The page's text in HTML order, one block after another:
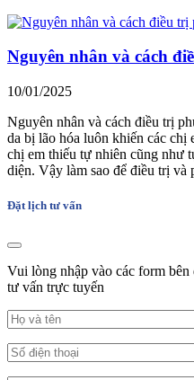
Nguyên nhân và cách
10/01/2025
Nguyên nhân và cách điều trị
da bị lão hóa luôn khiến các chị
chị em thiếu tự nhiên cũng như
diện. Vậy làm sao để điều trị
Đặt lịch tư vấn
Vui lòng nhập vào các form
tư vấn trực tuyến